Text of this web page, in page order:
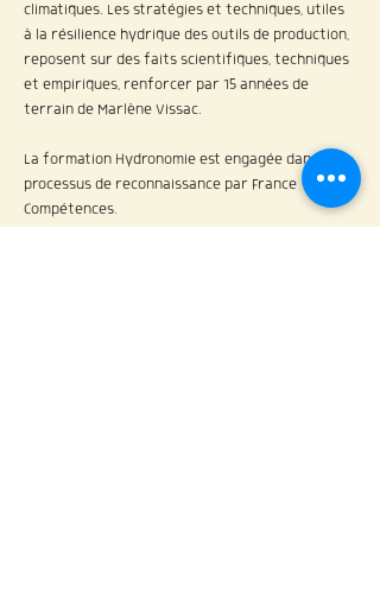
climatiques. Les stratégies et techniques, utiles
à la résilience hydrique des outils de production,
reposent sur des faits scientifiques, techniques
et empiriques, renforcer par 15 années de
terrain de Marlène Vissac.
La formation Hydronomie est engagée dans le
processus de reconnaissance par France
Compétences.